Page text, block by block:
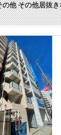
他 その他居抜